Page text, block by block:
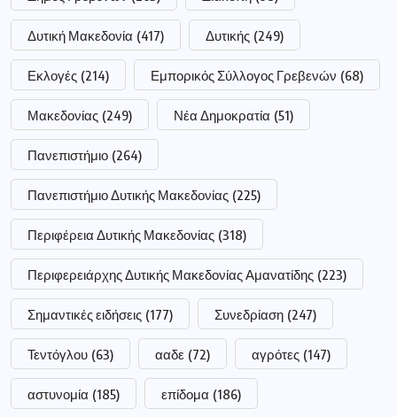
Δυτική Μακεδονία (417) Δυτικής (249)
Εκλογές (214) Εμπορικός Σύλλογος Γρεβενών (68)
Μακεδονίας (249) Νέα Δημοκρατία (51)
Πανεπιστήμιο (264)
Πανεπιστήμιο Δυτικής Μακεδονίας (225)
Περιφέρεια Δυτικής Μακεδονίας (318)
Περιφερειάρχης Δυτικής Μακεδονίας Αμανατίδης (223)
Σημαντικές ειδήσεις (177) Συνεδρίαση (247)
Τεντόγλου (63) ααδε (72) αγρότες (147)
αστυνομία (185) επίδομα (186)